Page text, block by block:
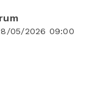
05/2026 09:00